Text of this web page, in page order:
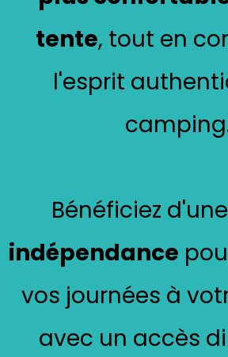
tente, tout en
l'esprit
Bénéficiez d'une
indépendance
vos journées à
avec un accès